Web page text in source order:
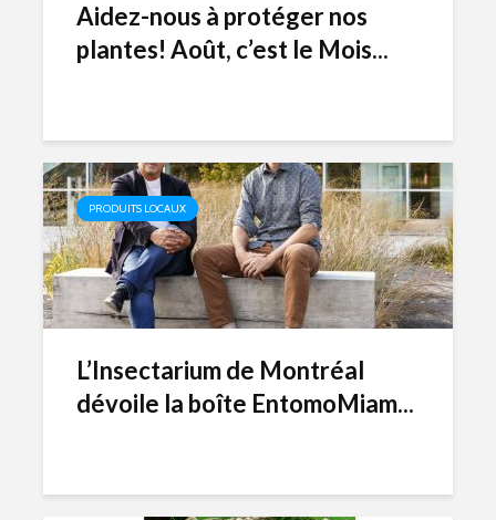
Aidez-nous à protéger nos
plantes! Août, c’est le Mois...
PRODUITS LOCAUX
L’Insectarium de Montréal
dévoile la boîte EntomoMiam...